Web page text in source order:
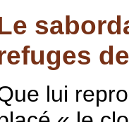
lui